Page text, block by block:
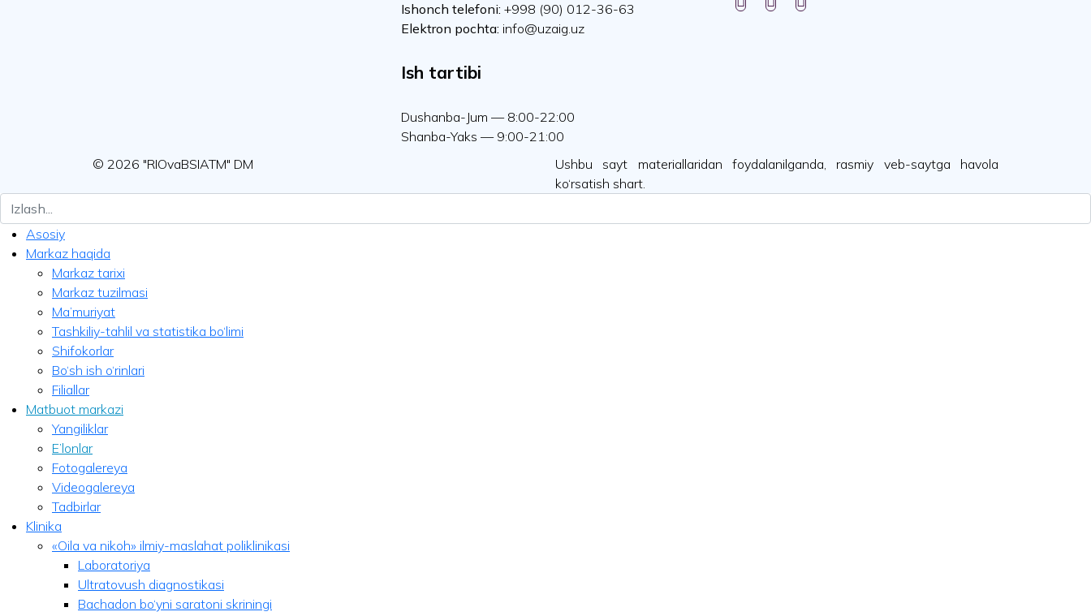
Ishonch telefoni: +998 (90) 012-36-63
Elektron pochta: info@uzaig.uz
Ish tartibi
Dushanba-Jum — 8:00-22:00
Shanba-Yaks — 9:00-21:00
© 2026 "RIOvaBSIATM" DM
Ushbu sayt materiallaridan foydalanilganda, rasmiy veb-saytga havola
ko‘rsatish shart.
Asosiy
Markaz haqida
Markaz tarixi
Markaz tuzilmasi
Ma’muriyat
Tashkiliy-tahlil va statistika bo‘limi
Shifokorlar
Bo‘sh ish o‘rinlari
Filiallar
Matbuot markazi
Yangiliklar
E’lonlar
Fotogalereya
Videogalereya
Tadbirlar
Klinika
«Oila va nikoh» ilmiy-maslahat poliklinikasi
Laboratoriya
Ultratovush diagnostikasi
Bachadon bo‘yni saratoni skriningi